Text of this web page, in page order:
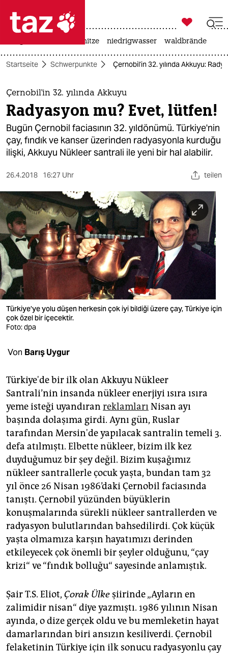
 taz zahl ich
taz zahl ich
themen
politik
öko
gesellschaft
sport
berlin
nord
wahrheit
verlag
verlag
shop
fragen & hilfe
unterstützen
abo
genossenschaft
epaper login

taz zahl ich
hitze niedrigwasser waldbrände
Startseite Schwerpunkte Çernobil'in 32. yılında Akkuyu:
Çernobil'in 32. yılında Akkuyu
Radyasyon mu? Evet, lütfen!
Bugün Çernobil faciasının 32. yıldönümü. Türkiye'nin
çay, fındık ve kanser üzerinden radyasyonla kurduğu
ilişki, Akkuyu Nükleer santrali ile yeni bir hal alabilir.
26.4.2018 16:27 Uhr teilen
Türkiye’ye yolu düşen herkesin çok iyi bildiği üzere çay, Türkiye için
çok özel bir içecektir.
Foto: dpa
Von Barış Uygur
Türkiye'de bir ilk olan Akkuyu Nükleer
Santrali’nin insanda nükleer enerjiyi ısıra ısıra
yeme isteği uyandıran reklamlarıNisan ayı
başında dolaşıma girdi. Aynı gün, Ruslar
tarafından Mersin'de yapılacak santralin temeli 3.
defa atılmıştı. Elbette nükleer, bizim ilk kez
duyduğumuz bir şey değil. Bizim kuşağımız
nükleer santrallerle çocuk yaşta, bundan tam 32
yıl önce 26 Nisan 1986’daki Çernobil faciasında
tanıştı. Çernobil yüzünden büyüklerin
konuşmalarında sürekli nükleer santrallerden ve
radyasyon bulutlarından bahsedilirdi. Çok küçük
yaşta olmamıza karşın hayatımızı derinden
etkileyecek çok önemli bir şeyler olduğunu, “çay
krizi“ ve “fındık bolluğu“ sayesinde anlamıştık.
Şair T.S. Eliot, Çorak Ülke şiirinde „Ayların en
zalimidir nisan“ diye yazmıştı. 1986 yılının Nisan
ayında, o dize gerçek oldu ve bu memleketin hayat
damarlarından biri ansızın kesiliverdi. Çernobil
felaketinin Türkiye için ilk sonucu radyasyonlu çay